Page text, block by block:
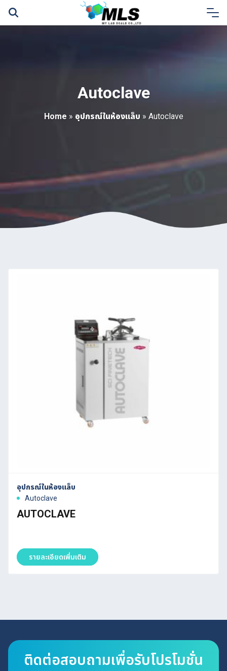
Skip
Autoclave
Home » อุปกรณ์ในห้องแล็บ » Autoclave
อุปกรณ์ในห้องแล็บ
Autoclave
AUTOCLAVE
รายละเอียดเพิ่มเติม
ติดต่อสอบถามเพื่อรับโปรโมชั่น